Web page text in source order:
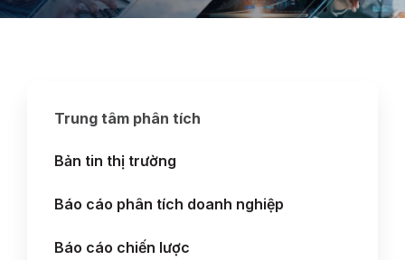
Trung tâm phân tích
Bản tin thị trường
Báo cáo phân tích doanh nghiệp
Báo cáo chiến lược